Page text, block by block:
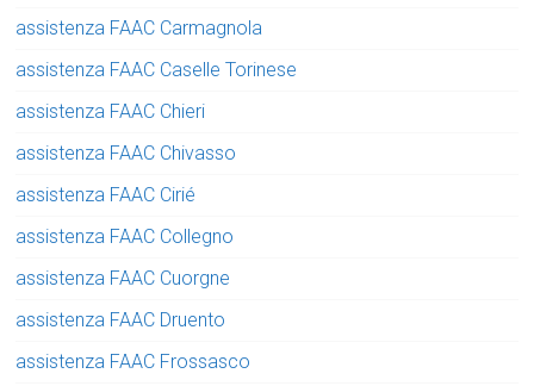
assistenza FAAC Carmagnola
assistenza FAAC Caselle Torinese
assistenza FAAC Chieri
assistenza FAAC Chivasso
assistenza FAAC Cirié
assistenza FAAC Collegno
assistenza FAAC Cuorgne
assistenza FAAC Druento
assistenza FAAC Frossasco